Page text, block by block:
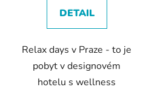
DETAIL
Relax days v Praze - to je
pobyt v designovém
hotelu s wellness